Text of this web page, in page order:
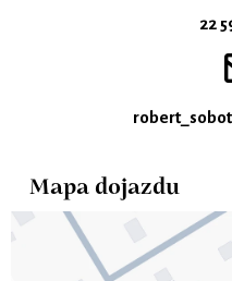
22
Mapa dojazdu